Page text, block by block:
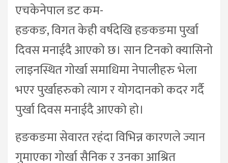
एचकेनेपाल डट कम-
हङकङ, विगत केही वर्षदेखि हङकङमा पुर्खा
दिवस मनाईदै आएको छ। सान टिनको क्यासिनो
लाइनस्थित गोर्खा समाधिमा नेपालीहरु भेला
भएर पुर्खाहरुको त्याग र योगदानको कदर गर्दै
पुर्खा दिवस मनाईदै आएको हो।
हङकङमा सेवारत रहंदा विभिन्न कारणले ज्यान
गुमाएका गोर्खा सैनिक र उनका आश्रित